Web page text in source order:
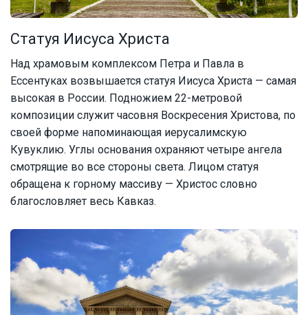
Статуя Иисуса Христа
Над храмовым комплексом Петра и Павла в
Ессентуках возвышается статуя Иисуса Христа — самая
высокая в России. Подножием 22-метровой
композиции служит часовня Воскресения Христова, по
своей форме напоминающая иерусалимскую
Кувуклию. Углы основания охраняют четыре ангела
смотрящие во все стороны света. Лицом статуя
обращена к горному массиву — Христос словно
благословляет весь Кавказ.